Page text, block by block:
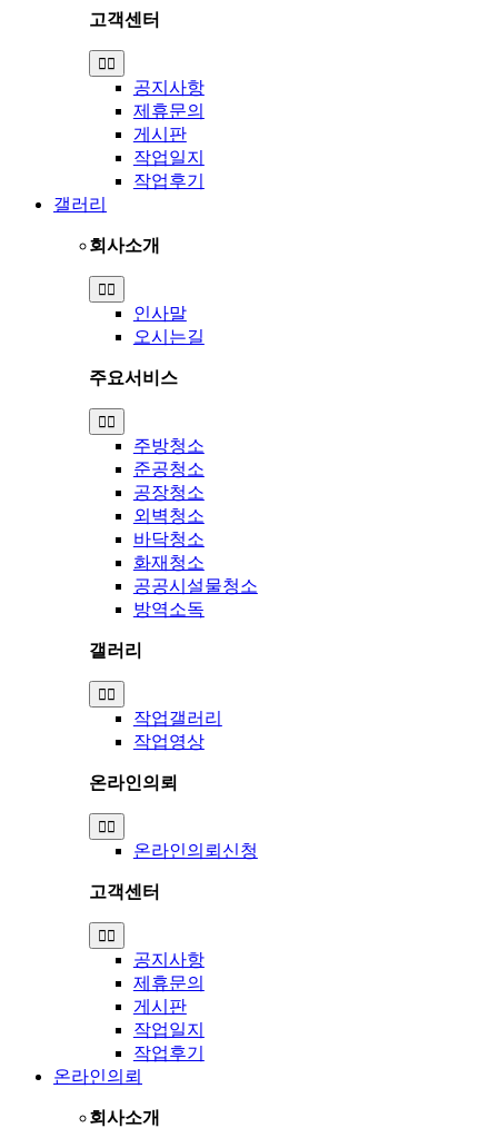
고객센터
Toggle
Navigation
공지사항
제휴문의
게시판
작업일지
작업후기
갤러리
회사소개
Toggle
Navigation
인사말
오시는길
주요서비스
Toggle
Navigation
주방청소
준공청소
공장청소
외벽청소
바닥청소
화재청소
공공시설물청소
방역소독
갤러리
Toggle
Navigation
작업갤러리
작업영상
온라인의뢰
Toggle
Navigation
온라인의뢰신청
고객센터
Toggle
Navigation
공지사항
제휴문의
게시판
작업일지
작업후기
온라인의뢰
회사소개